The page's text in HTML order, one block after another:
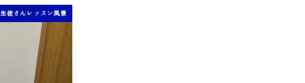
生徒さんレッスン風景